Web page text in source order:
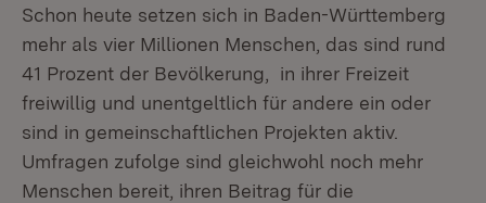
Schon heute setzen sich in Baden-Württemberg
mehr als vier Millionen Menschen, das sind rund
41 Prozent der Bevölkerung, in ihrer Freizeit
freiwillig und unentgeltlich für andere ein oder
sind in gemeinschaftlichen Projekten aktiv.
Umfragen zufolge sind gleichwohl noch mehr
Menschen bereit, ihren Beitrag für die